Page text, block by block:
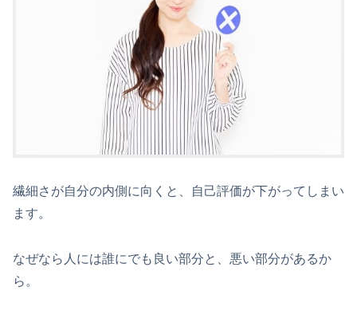
繊細さが自分の内側に向くと、自己評価が下がってしまい
ます。
なぜなら人には誰にでも良い部分と、悪い部分があるか
ら。